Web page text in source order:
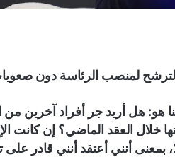
لمنصب الرئاسة دون
هو: هل أريد جر أفراد آخرين من
خلال العقد الماضي؟ إن كانت
أنني أعتقد أنني قادر على